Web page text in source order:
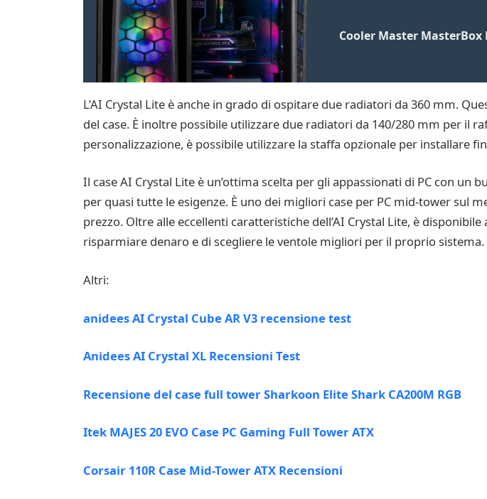
Cooler Master MasterBox
L’AI Crystal Lite è anche in grado di ospitare due radiatori da 360 mm.
del case. È inoltre possibile utilizzare due radiatori da 140/280 mm per il
personalizzazione, è possibile utilizzare la staffa opzionale per installare
Il case AI Crystal Lite è un’ottima scelta per gli appassionati di PC con un
per quasi tutte le esigenze. È uno dei migliori case per PC mid-tower sul
prezzo. Oltre alle eccellenti caratteristiche dell’AI Crystal Lite, è
risparmiare denaro e di scegliere le ventole migliori per il proprio sistema.
Altri:
anidees AI Crystal Cube AR V3 recensione test
Anidees AI Crystal XL Recensioni Test
Recensione del case full tower Sharkoon Elite Shark CA200M RGB
Itek MAJES 20 EVO Case PC Gaming Full Tower ATX
Corsair 110R Case Mid-Tower ATX Recensioni